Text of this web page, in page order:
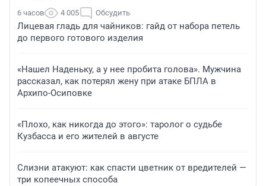
6 часов 4 005 Обсудить
Лицевая гладь для чайников: гайд от набора петель
до первого готового изделия
«Нашел Наденьку, а у нее пробита голова». Мужчина
рассказал, как потерял жену при атаке БПЛА в
Архипо-Осиповке
«Плохо, как никогда до этого»: таролог о судьбе
Кузбасса и его жителей в августе
Слизни атакуют: как спасти цветник от вредителей —
три копеечных способа